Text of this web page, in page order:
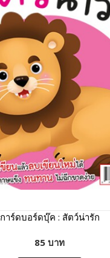
การ์ดบอร์ดบุ๊ค : สัตว์น่ารัก
85 บาท